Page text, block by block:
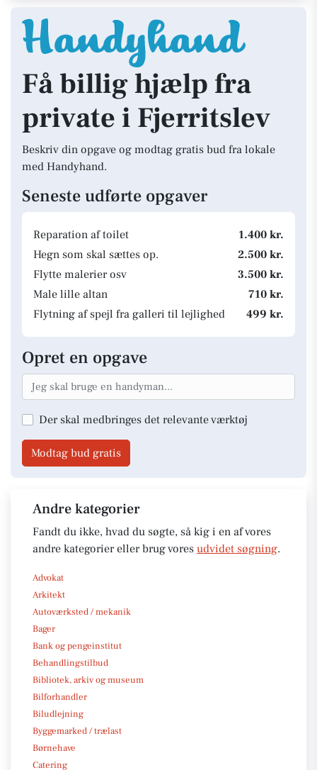
Få billig hjælp fra
private i Fjerritslev
Beskriv din opgave og modtag gratis bud fra lokale
med Handyhand.
Seneste udførte opgaver
Reparation af toilet
1.400 kr.
Hegn som skal sættes op.
2.500 kr.
Flytte malerier osv
3.500 kr.
Male lille altan
710 kr.
Flytning af spejl fra galleri til lejlighed
499 kr.
Opret en opgave
Der skal medbringes det relevante værktøj
Modtag bud gratis
Andre kategorier
Fandt du ikke, hvad du søgte, så kig i en af vores
andre kategorier eller brug vores udvidet søgning.
Advokat
Arkitekt
Autoværksted / mekanik
Bager
Bank og pengeinstitut
Behandlingstilbud
Bibliotek, arkiv og museum
Bilforhandler
Biludlejning
Byggemarked / trælast
Børnehave
Catering